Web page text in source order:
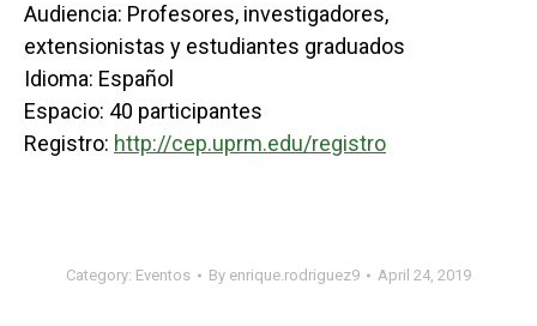
Audiencia: Profesores, investigadores,
extensionistas y estudiantes graduados
Idioma: Español
Espacio: 40 participantes
Registro: http://cep.uprm.edu/registro
Category: Eventos By enrique.rodriguez9 April 24, 2019